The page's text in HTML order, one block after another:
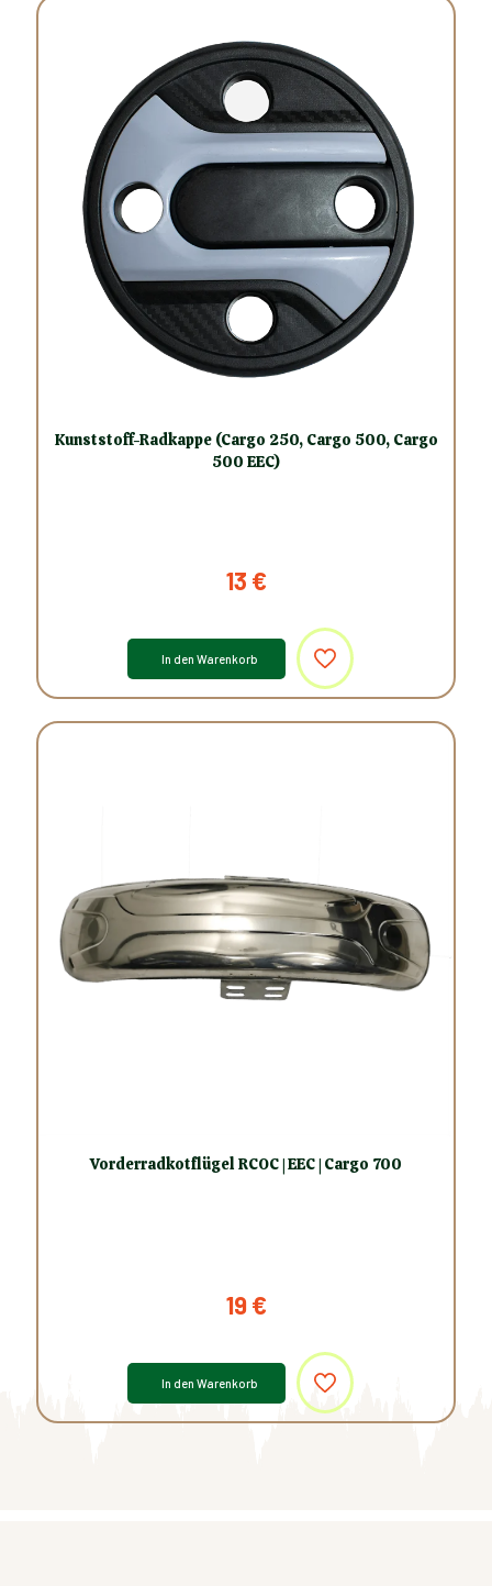
Kunststoff-Radkappe (Cargo 250, Cargo 500, Cargo
500 EEC)
13 €
In den Warenkorb
Vorderradkotflügel RCOC | EEC | Cargo 700
19€
In den Warenkorb